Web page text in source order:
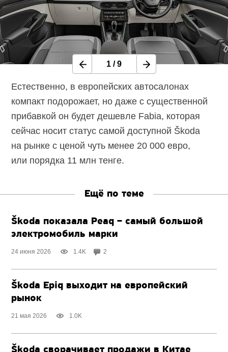
1 /9
Естественно, в европейских автосалонах
компакт подорожает, но даже с существенной
прибавкой он будет дешевле Fabia, которая
сейчас носит статус самой доступной Škoda
на рынке с ценой чуть менее 20 000 евро,
или порядка 11 млн тенге.
Ещё по теме
Škoda показала Peaq – самый большой
электромобиль марки
24 июня 2026 1.4K 2
Škoda Epiq выходит на европейский
рынок
21 мая 2026 1.0K